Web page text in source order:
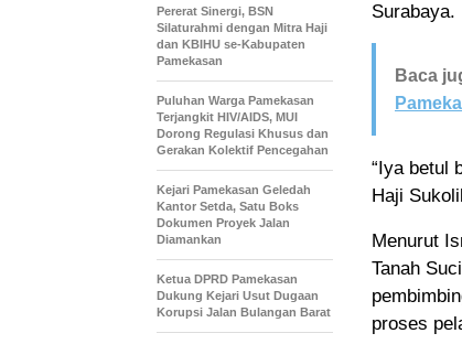
Surabaya.
Baca
“Iya betul
Haji
Menurut
Tanah
proses
Pererat Sinergi, BSN
Silaturahmi dengan Mitra Haji
dan KBIHU se-Kabupaten
Pamekasan
Puluhan Warga Pamekasan
Terjangkit HIV/AIDS, MUI
Dorong Regulasi Khusus dan
Gerakan Kolektif Pencegahan
Kejari Pamekasan Geledah
Kantor Setda, Satu Boks
Dokumen Proyek Jalan
Diamankan
Ketua DPRD Pamekasan
Dukung Kejari Usut Dugaan
Korupsi Jalan Bulangan Barat